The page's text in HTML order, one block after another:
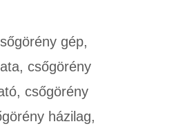
gép,
, csőgörény
, csőgörény
házilag,